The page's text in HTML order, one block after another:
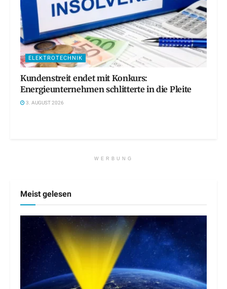
ELEKTROTECHNIK
Kundenstreit endet mit Konkurs:
Energieunternehmen schlitterte in die Pleite
3. AUGUST 2026
WERBUNG
Meist gelesen